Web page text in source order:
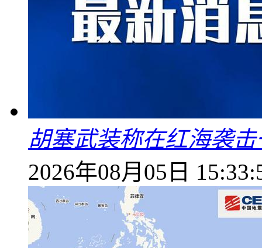
胡塞武装称在红海袭
2026年08月05日